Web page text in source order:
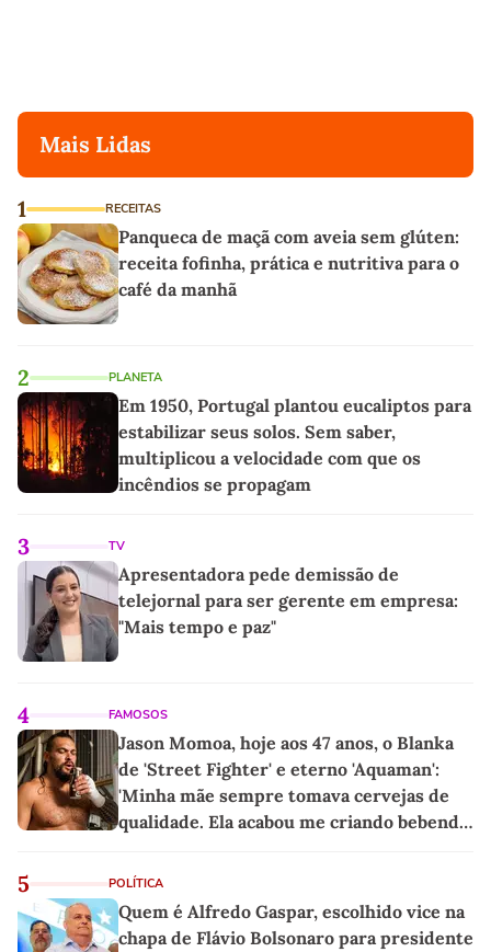
Mais Lidas
1 RECEITAS
Panqueca de maçã com aveia sem glúten:
receita fofinha, prática e nutritiva para o
café da manhã
2 PLANETA
Em 1950, Portugal plantou eucaliptos para
estabilizar seus solos. Sem saber,
multiplicou a velocidade com que os
incêndios se propagam
3 TV
Apresentadora pede demissão de
telejornal para ser gerente em empresa:
"Mais tempo e paz"
4 FAMOSOS
Jason Momoa, hoje aos 47 anos, o Blanka
de 'Street Fighter' e eterno 'Aquaman':
'Minha mãe sempre tomava cervejas de
qualidade. Ela acabou me criando bebendo
5 POLÍTICA
Quem é Alfredo Gaspar, escolhido vice na
chapa de Flávio Bolsonaro para presidente